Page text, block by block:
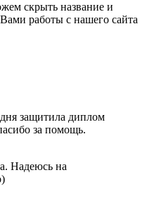
скрыть название и
работы с нашего сайта
защитила диплом
за помощь.
Надеюсь на